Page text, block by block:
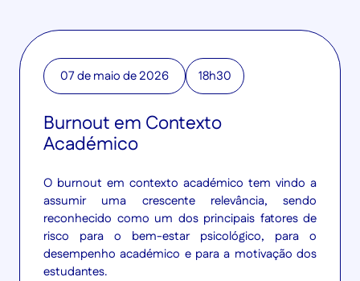
07 de maio de 2026 18h30
Burnout em Contexto
Académico
O burnout em contexto académico tem vindo a
assumir uma crescente relevância, sendo
reconhecido como um dos principais fatores de
risco para o bem-estar psicológico, para o
desempenho académico e para a motivação dos
estudantes.